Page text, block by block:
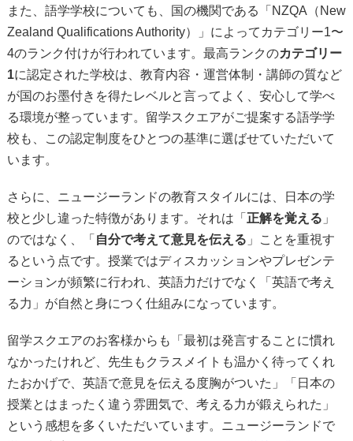
また、語学学校についても、国の機関である「NZQA（New
Zealand Qualifications Authority）」によってカテゴリー1〜
4のランク付けが行われています。最高ランクのカテゴリー
1に認定された学校は、教育内容・運営体制・講師の質など
が国のお墨付きを得たレベルと言ってよく、安心して学べ
る環境が整っています。留学スクエアがご提案する語学学
校も、この認定制度をひとつの基準に選ばせていただいて
います。
さらに、ニュージーランドの教育スタイルには、日本の学
校と少し違った特徴があります。それは「 正解を覚える 」
のではなく、「 自分で考えて意見を伝える 」ことを重視す
るという点です。授業ではディスカッションやプレゼンテ
ーションが頻繁に行われ、英語力だけでなく「英語で考え
る力」が自然と身につく仕組みになっています。
留学スクエアのお客様からも「最初は発言することに慣れ
なかったけれど、先生もクラスメイトも温かく待ってくれ
たおかげで、英語で意見を伝える度胸がついた」「日本の
授業とはまったく違う雰囲気で、考える力が鍛えられた」
という感想を多くいただいています。ニュージーランドで